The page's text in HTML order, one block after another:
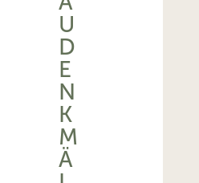
U
D
E
N
K
M
Ä